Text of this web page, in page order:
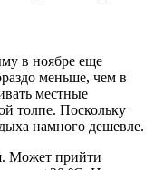
в ноябре еще
меньше, чем в
местные
толпе. Поскольку
намного дешевле.
Может прийти